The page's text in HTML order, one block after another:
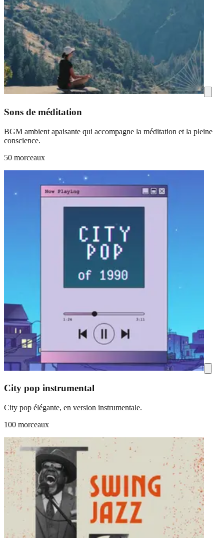
Sons de méditation
BGM ambient apaisante qui accompagne la méditation et la pleine
conscience.
50 morceaux
City pop instrumental
City pop élégante, en version instrumentale.
100 morceaux